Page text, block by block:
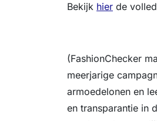
Bekijk hier de
(FashionChecker
meerjarige
armoedelonen en
en transparantie in